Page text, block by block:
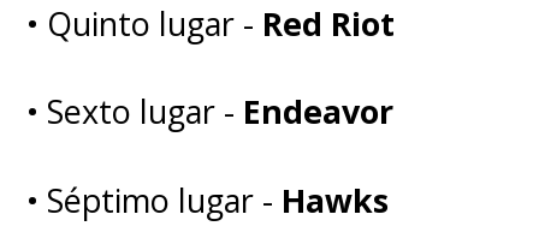
• Quinto lugar - Red Riot
• Sexto lugar - Endeavor
• Séptimo lugar - Hawks